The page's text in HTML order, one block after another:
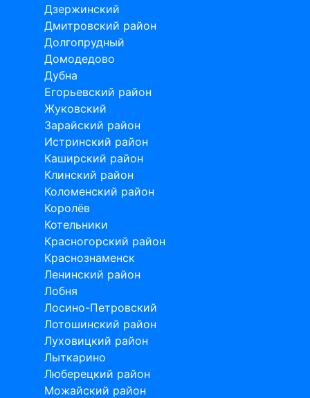
Дзержинский
Дмитровский район
Долгопрудный
Домодедово
Дубна
Егорьевский район
Жуковский
Зарайский район
Истринский район
Каширский район
Клинский район
Коломенский район
Королёв
Котельники
Красногорский район
Краснознаменск
Ленинский район
Лобня
Лосино-Петровский
Лотошинский район
Луховицкий район
Лыткарино
Люберецкий район
Можайский район